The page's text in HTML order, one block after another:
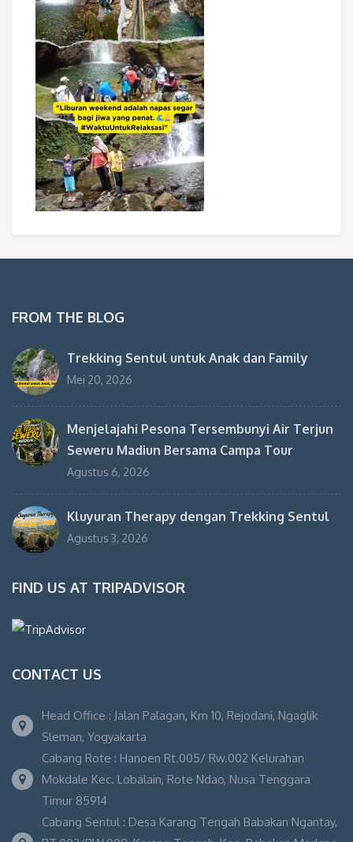
FROM THE BLOG
Trekking Sentul untuk Anak dan Family
Mei 20, 2026
Menjelajahi Pesona Tersembunyi Air Terjun
Seweru Madiun Bersama Campa Tour
Agustus 6, 2026
Kluyuran Therapy dengan Trekking Sentul
Agustus 3, 2026
FIND US AT TRIPADVISOR
CONTACT US
Head Office : Jalan Palagan, Km 10, Rejodani, Ngaglik
Sleman, Yogyakarta
Cabang Rote : Hanoen Rt.005/ Rw.002 Kelurahan
Mokdale Kec. Lobalain, Rote Ndao, Nusa Tenggara
Timur 85914
Cabang Sentul : Desa Karang Tengah Babakan Ngantay,